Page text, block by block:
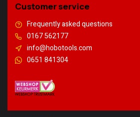
Customer service
Frequently asked questions
0167 562177
info@hobotools.com
0651 841304